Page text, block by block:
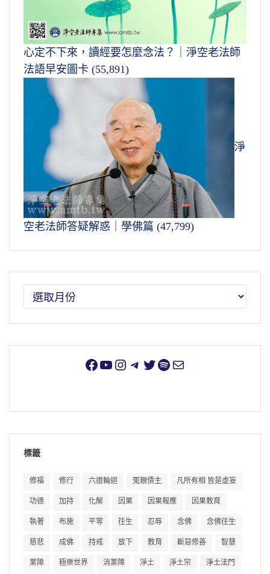
心定不下來，讀經要怎麼念法？｜淨空老法師
法語早安圖卡 (55,891)
淨
空老法師答疑解惑｜學佛篇 (47,799)
標籤
修福 修行 六道輪迴 冤親債主 凡所有相 皆是虛妄
功德 加持 化解 因果 因果報應 因果教育
執著 布施 平等 往生 忍辱 念佛 念佛往生
慈悲 成佛 持戒 放下 教育 斷惡修善 智慧
業障 極樂世界 消業障 淨土 淨土宗 淨土法門